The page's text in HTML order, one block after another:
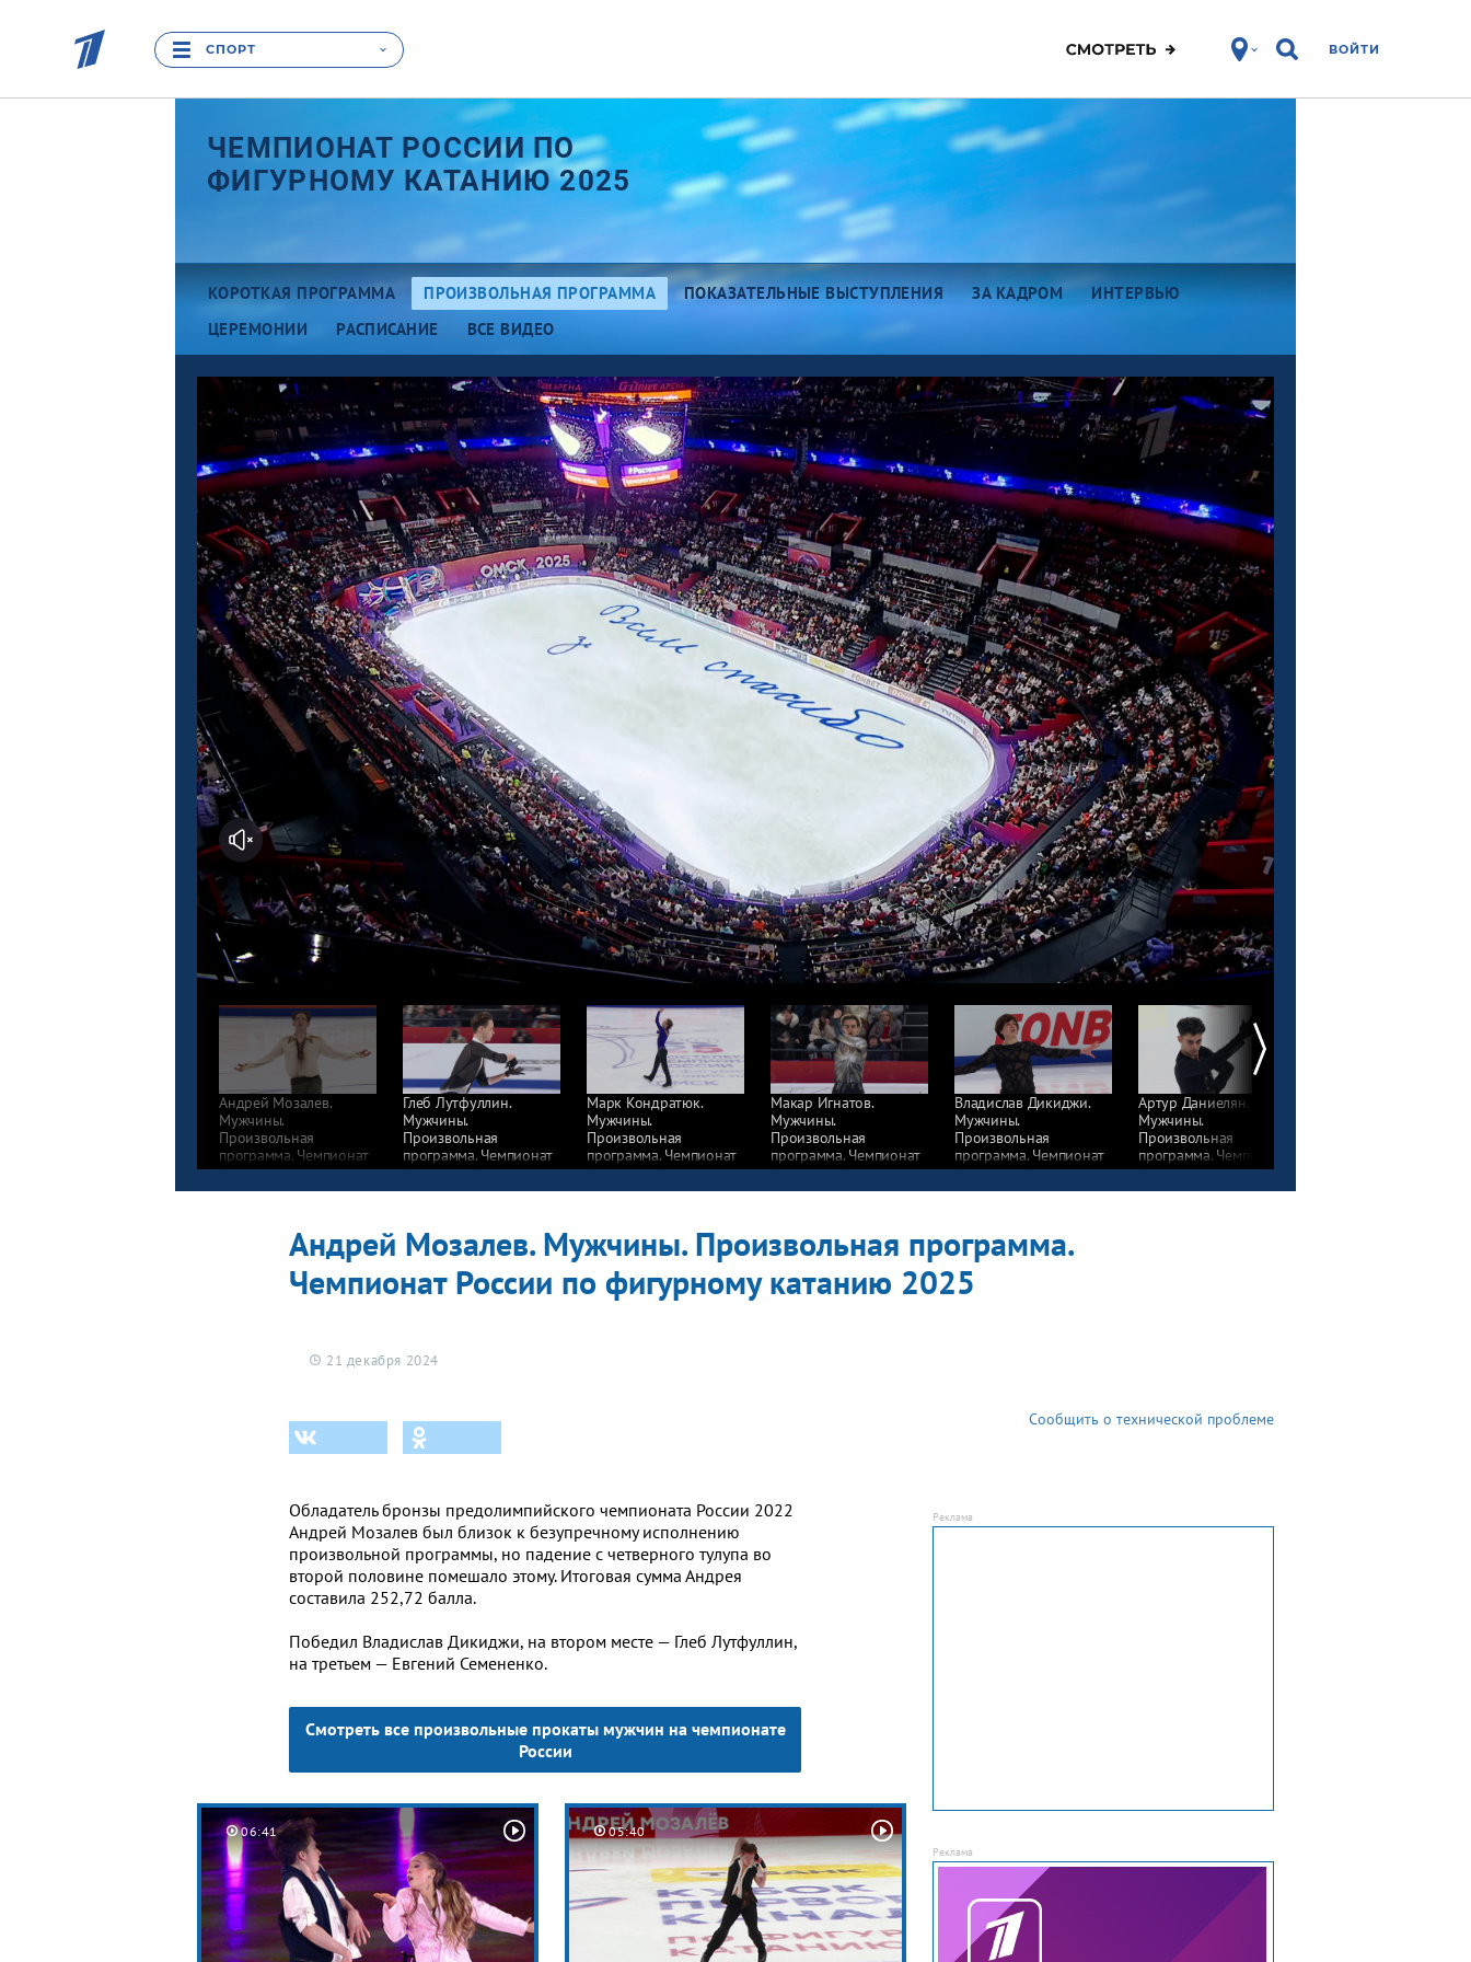
СПОРТ ВОЙТИ
ЧЕМПИОНАТ РОССИИ ПО
ФИГУРНОМУ КАТАНИЮ 2025
КОРОТКАЯ ПРОГРАММА ПРОИЗВОЛЬНАЯ ПРОГРАММА ПОКАЗАТЕЛЬНЫЕ ВЫСТУПЛЕНИЯ ЗА КАДРОМ
ИНТЕРВЬЮ
ЦЕРЕМОНИИ
РАСПИСАНИЕ ВСЕ ВИДЕО
Андрей Мозалев.
Мужчины.
Произвольная
программа. Чемпионат
России по фигурному
катанию 2025
Глеб Лутфуллин.
Мужчины.
Произвольная
программа. Чемпионат
России по фигурному
катанию 2025
Марк Кондратюк.
Мужчины.
Произвольная
программа. Чемпионат
России по фигурному
катанию 2025
Макар Игнатов.
Мужчины.
Произвольная
программа. Чемпионат
России по фигурному
катанию 2025
Владислав Дикиджи.
Мужчины.
Произвольная
программа. Чемпионат
России по фигурному
катанию 2025
Артур Даниелян.
Мужчины.
Произвольная
программа. Чемпионат
России по фигурному
катанию 2025
Андрей Мозалев. Мужчины. Произвольная программа.
Чемпионат России по фигурному катанию 2025
21 декабря 2024
Сообщить о технической проблеме
Обладатель бронзы предолимпийского чемпионата России 2022
Андрей Мозалев был близок к безупречному исполнению
произвольной программы, но падение с четверного тулупа во
второй половине помешало этому. Итоговая сумма Андрея
составила 252,72 балла.
Победил Владислав Дикиджи, на втором месте — Глеб Лутфуллин,
на третьем — Евгений Семененко.
Смотреть все произвольные прокаты мужчин на чемпионате
России
06:41 05:40